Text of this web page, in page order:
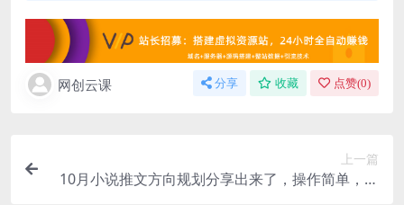
网创云课 分享 收藏 点赞(0)
上一篇
10月小说推文方向规划分享出来了，操作简单，人